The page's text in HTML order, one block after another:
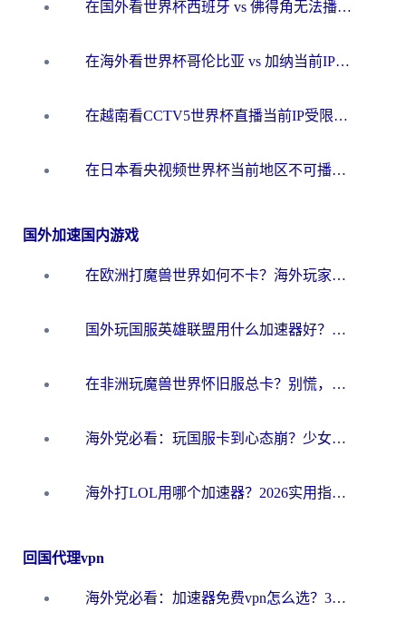
在国外看世界杯西班牙 vs 佛得角无法播放？这篇指南帮你解锁所有中文体育直播
在海外看世界杯哥伦比亚 vs 加纳当前IP受限制？这篇指南帮你流畅看中文解说赛事
在越南看CCTV5世界杯直播当前IP受限制？海外党体育观赛终极指南来了
在日本看央视频世界杯当前地区不可播放？海外党体育观赛终极指南
国外加速国内游戏
在欧洲打魔兽世界如何不卡？海外玩家的国服游戏加速终极攻略
国外玩国服英雄联盟用什么加速器好？海外党亲测有效的国服游戏加速指南
在非洲玩魔兽世界怀旧服总卡？别慌，这份指南帮你丝滑开荒
海外党必看：玩国服卡到心态崩？少女前线云图计划加速器免费推荐+碧蓝航线足球世界流畅攻略
海外打LOL用哪个加速器？2026实用指南：从延迟到设备适配，一篇解决你的国服游戏痛点
回国代理vpn
海外党必看：加速器免费vpn怎么选？3步教你无缝访问国内资源